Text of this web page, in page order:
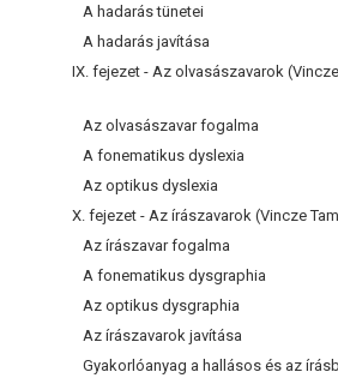
A hadarás tünetei
A hadarás javítása
IX. fejezet - Az olvasászavarok
Az olvasászavar fogalma
A fonematikus dyslexia
Az optikus dyslexia
X. fejezet - Az írászavarok (Vincze
Az írászavar fogalma
A fonematikus dysgraphia
Az optikus dysgraphia
Az írászavarok javítása